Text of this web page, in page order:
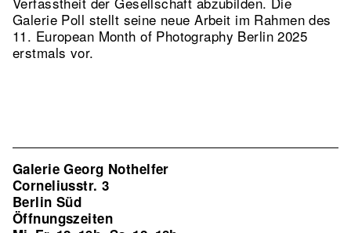
Galerie Poll stellt seine neue Arbeit im Rahmen des
11. European Month of Photography Berlin 2025
erstmals vor.
Galerie Georg Nothelfer
Corneliusstr. 3
Berlin Süd
Öffnungszeiten